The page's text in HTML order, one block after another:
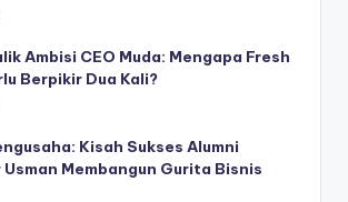
Ambisi CEO Muda: Mengapa Fresh
Berpikir Dua Kali?
Kisah Sukses Alumni
Usman Membangun Gurita Bisnis